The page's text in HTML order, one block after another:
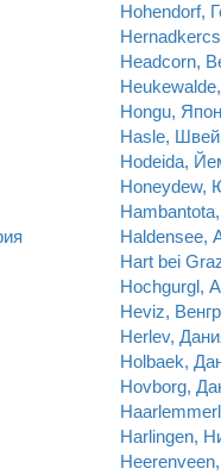
Hohendorf,
Headcorn,
Hongu,
Hasle,
Hodeida,
Honeydew,
Haldensee,
Hart bei
Hochgurgl,
Heviz,
Herlev,
Holbaek,
Hovborg,
Harlingen,